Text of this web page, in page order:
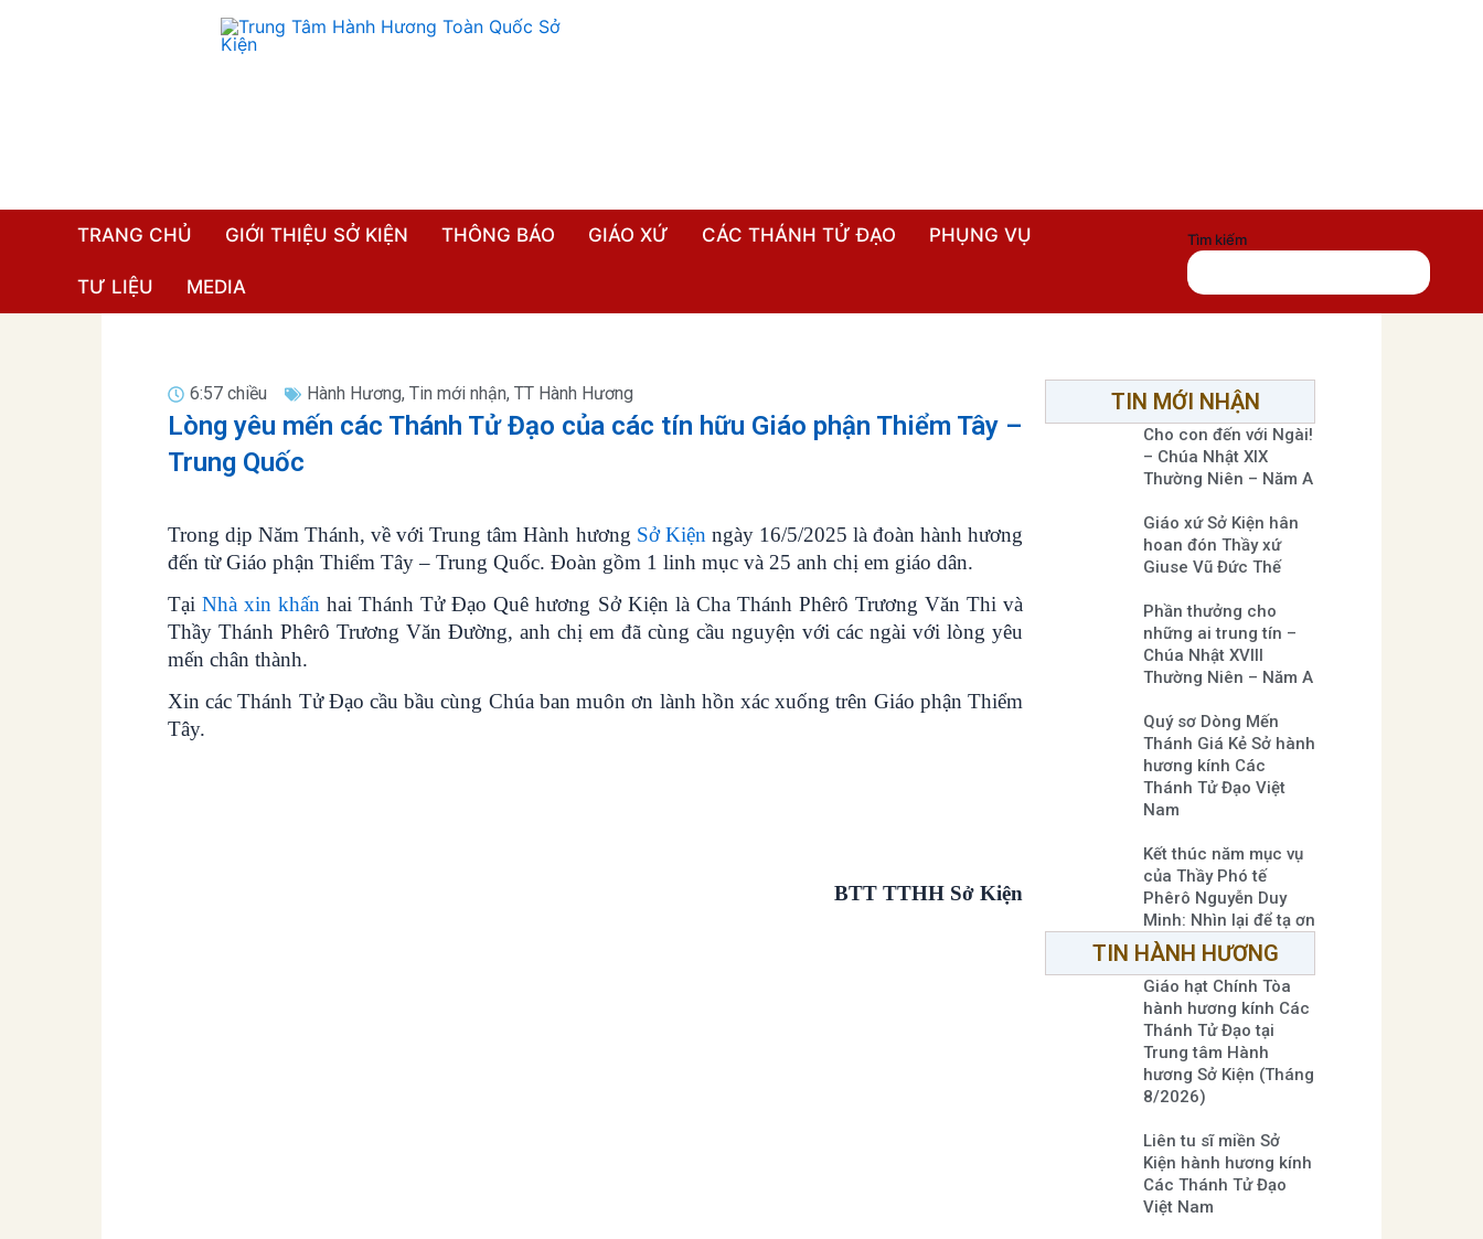
TRANG CHỦ GIỚI THIỆU SỞ KIỆN THÔNG BÁO GIÁO XỨ CÁC THÁNH TỬ ĐẠO PHỤNG VỤ
TƯ LIỆU MEDIA
Tìm kiếm
6:57 chiều Hành Hương, Tin mới nhận, TT Hành Hương
Lòng yêu mến các Thánh Tử Đạo của các tín hữu Giáo phận Thiểm Tây –
Trung Quốc
Trong dịp Năm Thánh, về với Trung tâm Hành hương Sở Kiện ngày 16/5/2025 là đoàn hành hương
đến từ Giáo phận Thiểm Tây – Trung Quốc. Đoàn gồm 1 linh mục và 25 anh chị em giáo dân.
TạiNhà xin khấn hai Thánh Tử Đạo Quê hương Sở Kiện là Cha Thánh Phêrô Trương Văn Thi và
Thầy Thánh Phêrô Trương Văn Đường, anh chị em đã cùng cầu nguyện với các ngài với lòng yêu
mến chân thành.
Xin các Thánh Tử Đạo cầu bầu cùng Chúa ban muôn ơn lành hồn xác xuống trên Giáo phận Thiểm
Tây.
BTT TTHH Sở Kiện
TIN MỚI NHẬN
Cho con đến với Ngài!
– Chúa Nhật XIX
Thường Niên – Năm A
Giáo xứ Sở Kiện hân
hoan đón Thầy xứ
Giuse Vũ Đức Thế
Phần thưởng cho
những ai trung tín –
Chúa Nhật XVIII
Thường Niên – Năm A
Quý sơ Dòng Mến
Thánh Giá Kẻ Sở hành
hương kính Các
Thánh Tử Đạo Việt
Nam
Kết thúc năm mục vụ
của Thầy Phó tế
Phêrô Nguyễn Duy
Minh: Nhìn lại để tạ ơn
TIN HÀNH HƯƠNG
Giáo hạt Chính Tòa
hành hương kính Các
Thánh Tử Đạo tại
Trung tâm Hành
hương Sở Kiện (Tháng
8/2026)
Liên tu sĩ miền Sở
Kiện hành hương kính
Các Thánh Tử Đạo
Việt Nam